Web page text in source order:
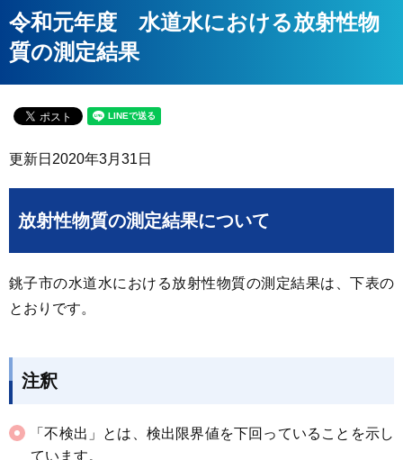
令和元年度 水道水における放射性物
質の測定結果
更新日 2020年3月31日
放射性物質の測定結果について
銚子市の水道水における放射性物質の測定結果は、下表の
とおりです。
注釈
「不検出」とは、検出限界値を下回っていることを示し
ています。